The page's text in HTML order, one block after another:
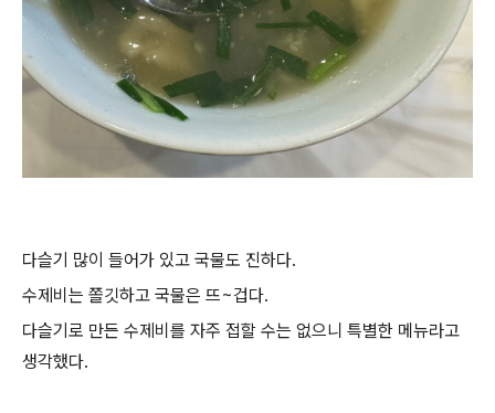
다슬기 많이 들어가 있고 국물도 진하다.
수제비는 쫄깃하고 국물은 뜨~겁다.
다슬기로 만든 수제비를 자주 접할 수는 없으니 특별한 메뉴라고
생각했다.